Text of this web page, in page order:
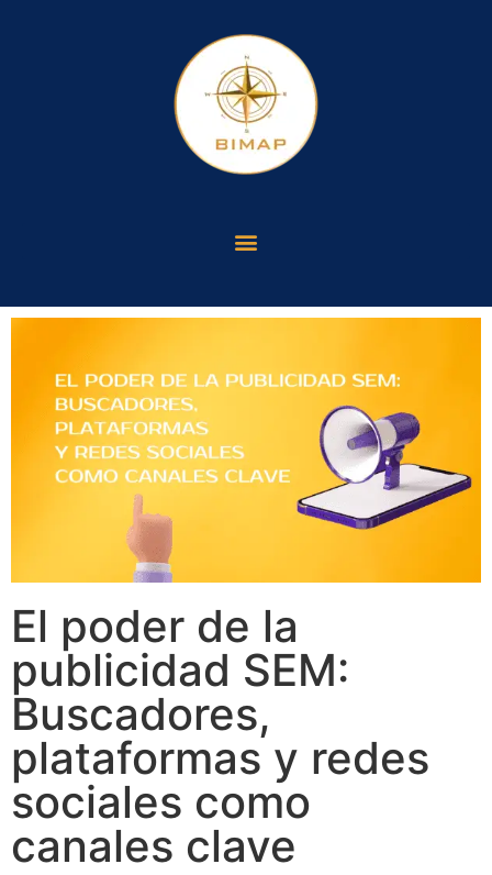
El poder de la
publicidad SEM:
Buscadores,
plataformas y redes
sociales como
canales clave